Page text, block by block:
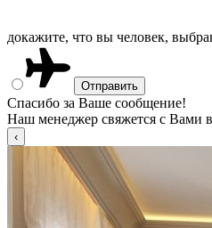
докажите, что вы человек,
Спасибо за Ваше сообщение!
Наш менеджер свяжется с Вами